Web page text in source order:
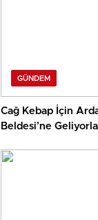
GÜNDEM
Cağ Kebap İçin
Beldesi’ne